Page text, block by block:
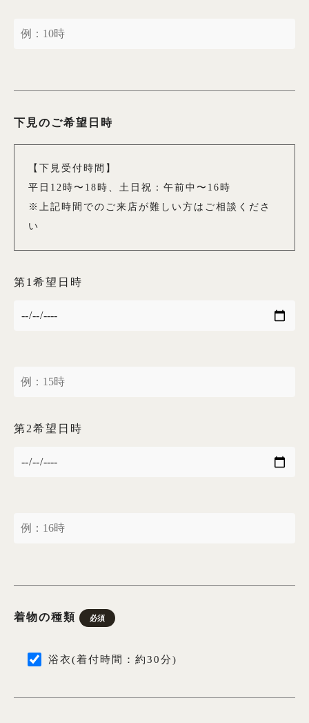
下見のご希望日時
【下見受付時間】
平日12時〜18時、土日祝：午前中〜16時
※上記時間でのご来店が難しい方はご相談くださ
い
第1希望日時
第2希望日時
着物の種類 必須
浴衣(着付時間：約30分)